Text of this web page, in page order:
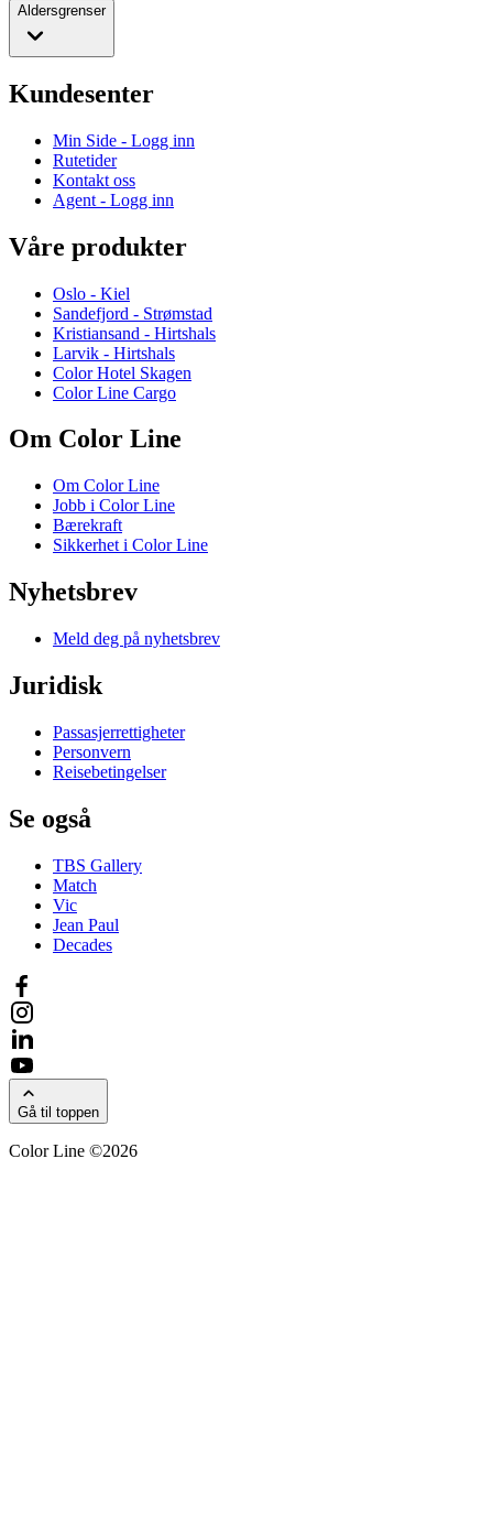
Aldersgrenser
Kundesenter
Min Side - Logg inn
Rutetider
Kontakt oss
Agent - Logg inn
Våre produkter
Oslo - Kiel
Sandefjord - Strømstad
Kristiansand - Hirtshals
Larvik - Hirtshals
Color Hotel Skagen
Color Line Cargo
Om Color Line
Om Color Line
Jobb i Color Line
Bærekraft
Sikkerhet i Color Line
Nyhetsbrev
Meld deg på nyhetsbrev
Juridisk
Passasjerrettigheter
Personvern
Reisebetingelser
Se også
TBS Gallery
Match
Vic
Jean Paul
Decades
Gå til toppen
Color Line ©2026